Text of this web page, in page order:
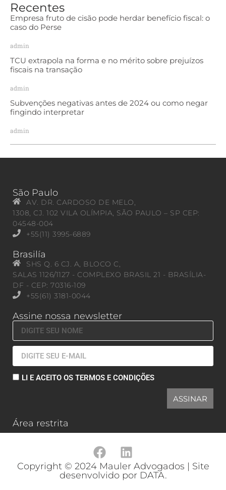
Recentes
Empresa fruto de cisão pode herdar benefício fiscal: o
caso do Perse
admin
TCU extrapola na forma e no mérito sobre prejuízos
fiscais na transação
admin
Subvenções negativas antes de 2024 ou como negar
fingindo interpretar
admin
São Paulo
AV. DR. CARDOSO DE MELO,
1308, CJ. 102 VILA OLÍMPIA, SÃO PAULO – SP CEP:
04548-004
+55(11) 3995-6889
Brasilía
SHS Q. 6 CJ. A, BLOCO C,
SALAS 1126/1127 - COMPLEXO BRASIL 21 - BRASÍLIA-
DF - CEP: 70316-109
+55(61) 3181-0044
Assine nossa newsletter
LI E ACEITO OS TERMOS E CONDIÇÕES
ASSINAR
Área restrita
Copyright © 2024 Mauler Advogados | Site
desenvolvido por DATA.